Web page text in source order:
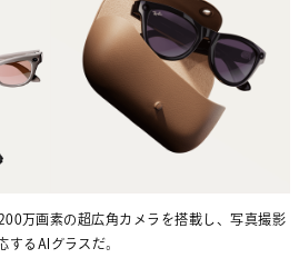
万画素の超広角カメラを搭載し、写真撮影
するAIグラスだ。